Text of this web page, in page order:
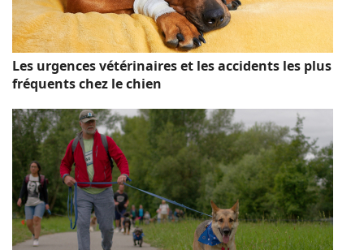
Les urgences vétérinaires et les accidents les plus
fréquents chez le chien